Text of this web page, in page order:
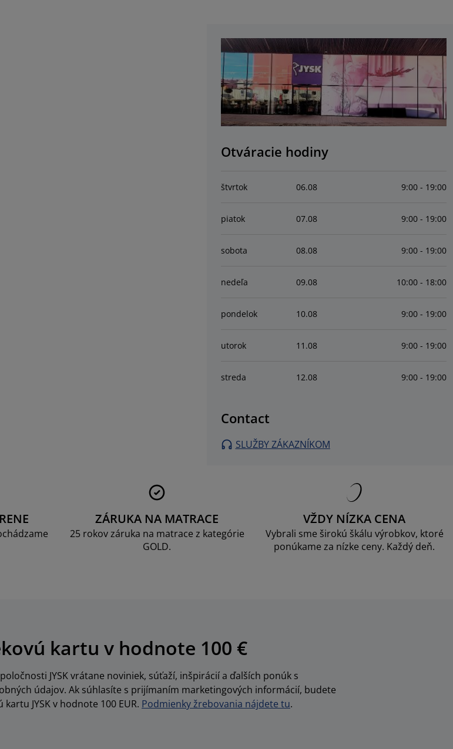
Otváracie hodiny
štvrtok 06.08 9:00 - 19:00
piatok 07.08 9:00 - 19:00
sobota 08.08 9:00 - 19:00
nedeľa 09.08 10:00 - 18:00
pondelok 10.08 9:00 - 19:00
utorok 11 .08 9:00 - 19:00
streda 12.08 9:00 - 19:00
Contact
SLUŽBY ZÁKAZNÍKOM
ZÁRUKA NA MATRACE
25 rokov záruka na matrace z kategórie
GOLD.
VŽDY NÍZKA CENA
Vybrali sme širokú škálu výrobkov, ktoré
ponúkame za nízke ceny. Každý deň.
kartu v hodnote 100 €
JYSK vrátane noviniek, súťaží, inšpirácií a ďalších ponúk s
údajov. Ak súhlasíte s prijímaním marketingových informácií, budete
JYSK v hodnote 100 EUR. Podmienky žrebovania nájdete tu.